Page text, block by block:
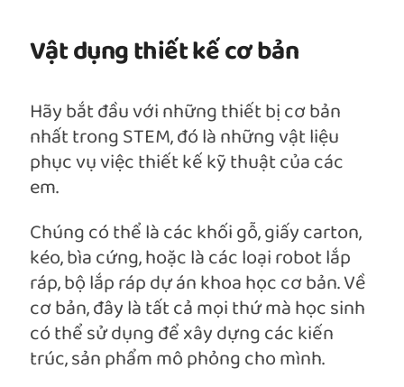
Vật dụng thiết kế cơ bản
Hãy bắt đầu với những thiết bị cơ bản
nhất trong STEM, đó là những vật liệu
phục vụ việc thiết kế kỹ thuật của các
em.
Chúng có thể là các khối gỗ, giấy carton,
kéo, bìa cứng, hoặc là các loại robot lắp
ráp, bộ lắp ráp dự án khoa học cơ bản. Về
cơ bản, đây là tất cả mọi thứ mà học sinh
có thể sử dụng để xây dựng các kiến
trúc, sản phẩm mô phỏng cho mình.